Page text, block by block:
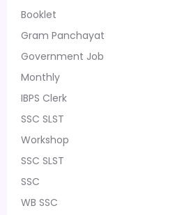
Booklet
Gram Panchayat
Government Job
Monthly
IBPS Clerk
SSC SLST
Workshop
SSC SLST
SSC
WB SSC